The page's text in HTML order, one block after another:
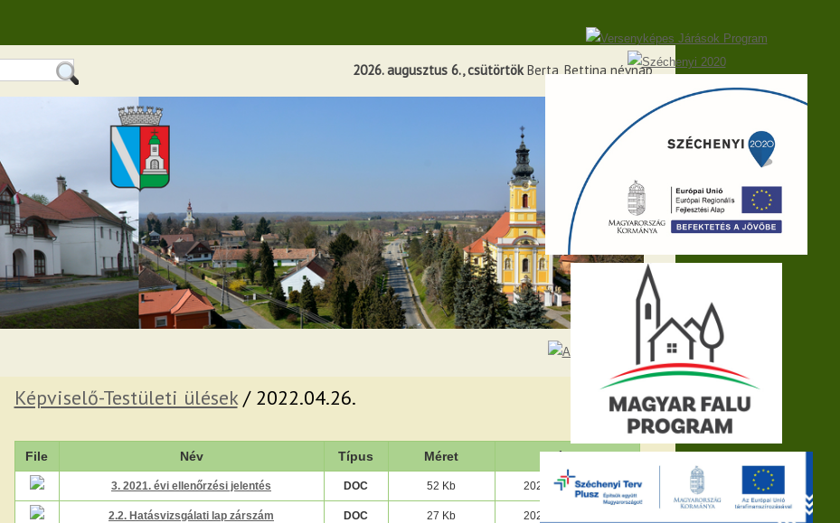
2026. augusztus 6., csütörtökBerta, Bettina névnap
Képviselő-Testületi ülések/ 2022.04.26.
File Név Típus Méret Dátum
3. 2021. évi ellenőrzési jelentés DOC 52 Kb 2022.04.21 12:34
2.2. Hatásvizsgálati lap zárszám DOC 27 Kb 2022.04.21 12:34